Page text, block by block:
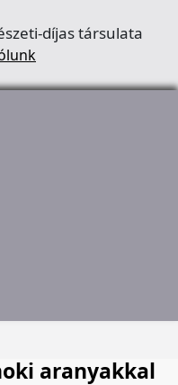
díjas társulata
aranyakkal